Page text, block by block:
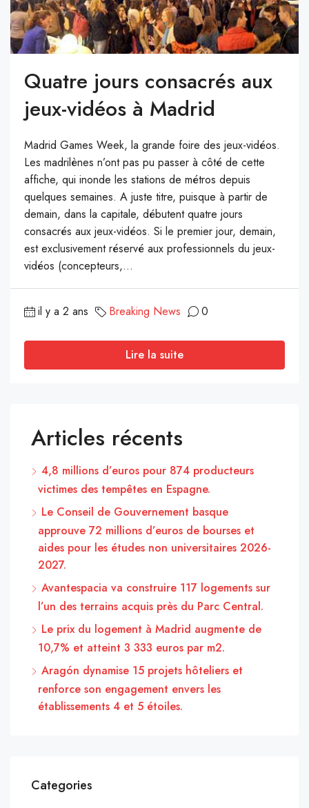
Quatre jours consacrés aux
jeux-vidéos à Madrid
Madrid Games Week, la grande foire des jeux-vidéos.
Les madrilènes n’ont pas pu passer à côté de cette
affiche, qui inonde les stations de métros depuis
quelques semaines. A juste titre, puisque à partir de
demain, dans la capitale, débutent quatre jours
consacrés aux jeux-vidéos. Si le premier jour, demain,
est exclusivement réservé aux professionnels du jeux-
vidéos (concepteurs,...
il y a 2 ans Breaking News 0
Lire la suite
Articles récents
4,8 millions d’euros pour 874 producteurs
victimes des tempêtes en Espagne.
Le Conseil de Gouvernement basque
approuve 72 millions d’euros de bourses et
aides pour les études non universitaires 2026-
2027.
Avantespacia va construire 117 logements sur
l’un des terrains acquis près du Parc Central.
Le prix du logement à Madrid augmente de
10,7% et atteint 3 333 euros par m2.
Aragón dynamise 15 projets hôteliers et
renforce son engagement envers les
établissements 4 et 5 étoiles.
Categories